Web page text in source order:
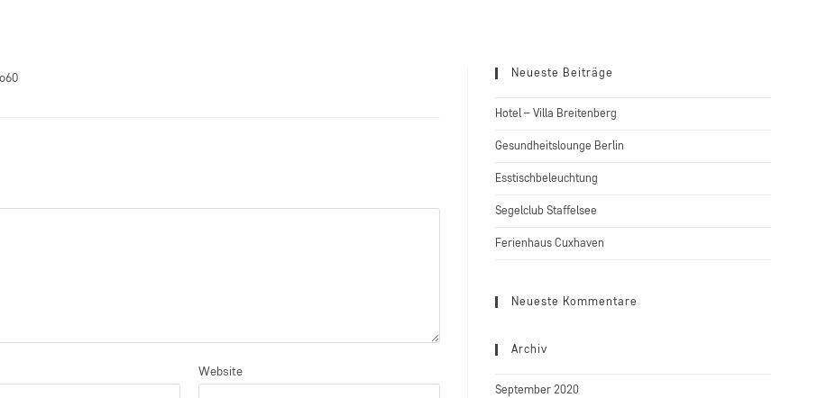
Website
Neueste Beiträge
Hotel – Villa Breitenberg
Gesundheitslounge Berlin
Esstischbeleuchtung
Segelclub Staffelsee
Ferienhaus Cuxhaven
Neueste Kommentare
Archiv
September 2020